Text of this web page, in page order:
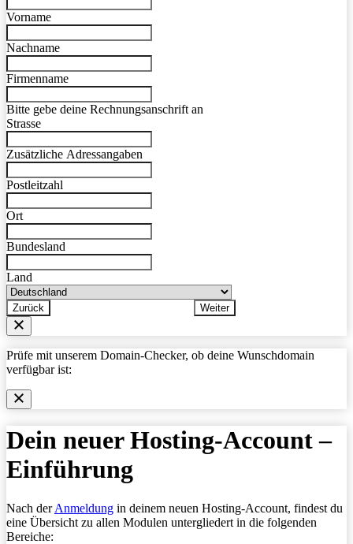
Vorname
Nachname
Firmenname
Bitte gebe deine Rechnungsanschrift an
Strasse
Zusätzliche Adressangaben
Postleitzahl
Ort
Bundesland
Land
Zurück Weiter
Prüfe mit unserem Domain-Checker, ob deine Wunschdomain
verfügbar ist:
Dein neuer Hosting-Account –
Einführung
Nach derAnmeldung in deinem neuen Hosting-Account, findest du
eine Übersicht zu allen Modulen untergliedert in die folgenden
Bereiche: